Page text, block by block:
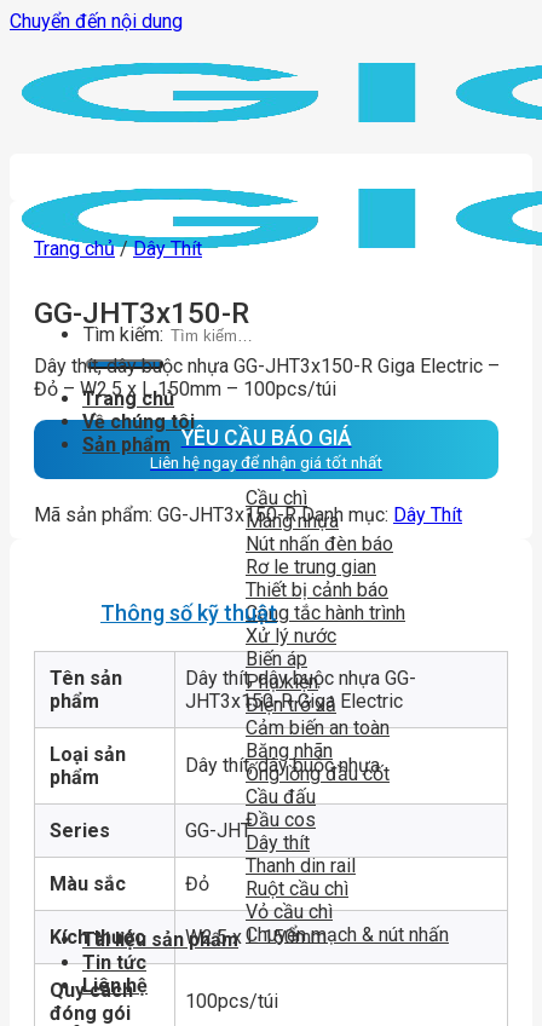
Chuyển đến nội dung
Tìm kiếm:
Trang chủ
Về chúng tôi
Sản phẩm
Cầu chì
Máng nhựa
Nút nhấn đèn báo
Rơ le trung gian
Thiết bị cảnh báo
Công tắc hành trình
Xử lý nước
Biến áp
Phụ kiện
Điện trở xả
Cảm biến an toàn
Băng nhãn
Ống lồng đầu cốt
Cầu đấu
Đầu cos
Dây thít
Thanh din rail
Ruột cầu chì
Vỏ cầu chì
Chuyển mạch & nút nhấn
Tài liệu sản phẩm
Tin tức
Liên hệ
Trang chủ / Dây Thít
GG-JHT3x150-R
Dây thít, dây buộc nhựa GG-JHT3x150-R Giga Electric –
Đỏ – W2.5 x L 150mm – 100pcs/túi
YÊU CẦU BÁO GIÁ
Liên hệ ngay để nhận giá tốt nhất
Mã sản phẩm: GG-JHT3x150-R Danh mục: Dây Thít
Thông số kỹ thuật
Tên sản
phẩm
Dây thít, dây buộc nhựa GG-
JHT3x150-R Giga Electric
Loại sản
phẩm
Dây thít, dây buộc nhựa
Series GG-JHT
Màu sắc Đỏ
Kích thước W2.5 x L 150mm
Quy cách
đóng gói
100pcs/túi